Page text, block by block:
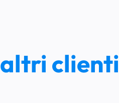
altri clienti